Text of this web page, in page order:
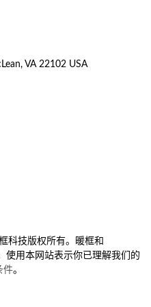
VA 22102 USA
技版权所有。暖框和
使用本网站表示你已理解我们的
件。